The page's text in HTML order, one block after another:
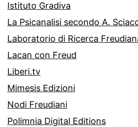
Istituto Gradiva
La Psicanalisi secondo A.
Laboratorio di Ricerca
Lacan con Freud
Liberi.tv
Mimesis Edizioni
Nodi Freudiani
Polimnia Digital Editions